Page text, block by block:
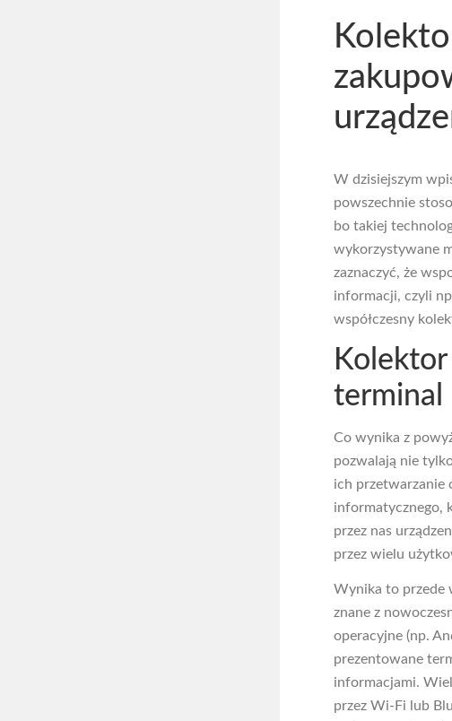
W dzisiejszym
powszechnie
bo takiej
wykorzystywane
zaznaczyć, że
informacji, czyli
współczesny
terminal
Co wynika z
pozwalają nie
ich przetwarzanie
informatycznego,
przez nas
przez wielu
Wynika to przede
znane z
operacyjne (np.
prezentowane
informacjami.
przez Wi-Fi lub